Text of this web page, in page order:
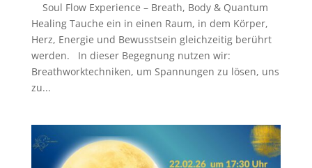
Soul Flow Experience – Breath, Body & Quantum
Healing Tauche ein in einen Raum, in dem Körper,
Herz, Energie und Bewusstsein gleichzeitig berührt
werden. In dieser Begegnung nutzen wir:
Breathworktechniken, um Spannungen zu lösen, uns
zu...